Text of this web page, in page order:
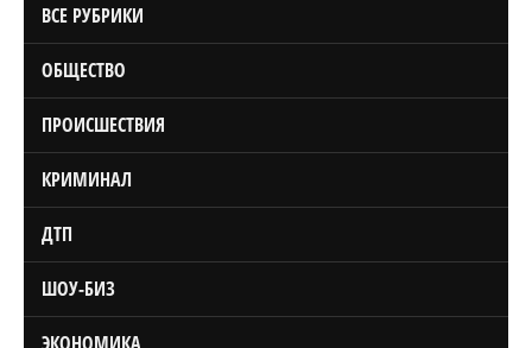
ВСЕ РУБРИКИ
ОБЩЕСТВО
ПРОИСШЕСТВИЯ
КРИМИНАЛ
ДТП
ШОУ-БИЗ
ЭКОНОМИКА